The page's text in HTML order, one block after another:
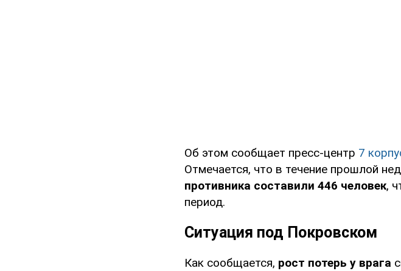
Об этом сообщает пресс-центр 7
Отмечается, что в течение прошлой
противника составили 446 человек,
период.
Ситуация под Покровском
Как сообщается, рост потерь у врага